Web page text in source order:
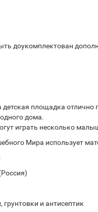
доукомплектован
площадка
дома.
играть несколько
Мира использует
и антисептик